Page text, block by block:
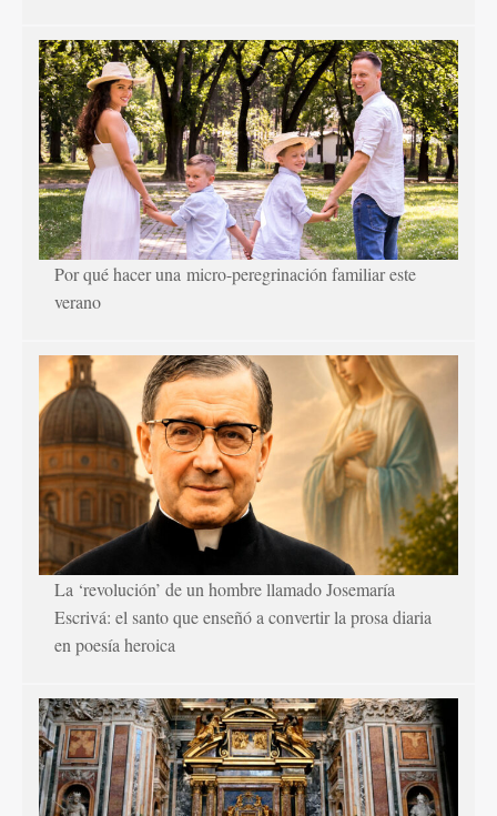
Por qué hacer una micro-peregrinación familiar este
verano
La ‘revolución’ de un hombre llamado Josemaría
Escrivá: el santo que enseñó a convertir la prosa diaria
en poesía heroica